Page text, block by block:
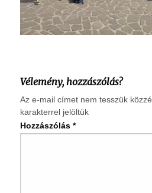
Vélemény, hozzászólás?
Az e-mail címet nem tesszük közzé.
karakterrel jelöltük
Hozzászólás *